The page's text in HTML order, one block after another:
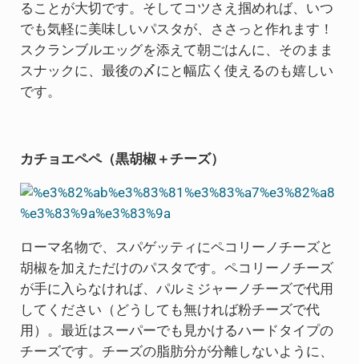
ることが大切です。そしてコツさえ掴めれば、いつ
でも気軽に美味しいパスタが、ささっと作れます！
スクランブルエッグを添えて朝ごはんに、そのまま
スナックに、最後の〆にと幅広く使えるのも嬉しい
です。
カチョエペペ（黒胡椒＋チーズ）
ローマ名物で、スパゲッティにペコリーノチーズと
胡椒を加えただけのパスタです。ペコリーノチーズ
が手に入らなければ、パルミジャーノチーズで代用
してください（どうしても無ければ粉チーズで代
用）。最近はスーパーでも見かけるハードタイプの
チーズです。チーズの脂肪分が分離しないように、